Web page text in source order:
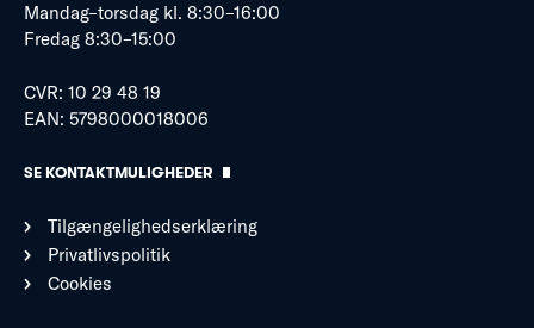
Mandag–torsdag kl. 8:30–16:00
Fredag 8:30–15:00
CVR: 10 29 48 19
EAN: 5798000018006
SE KONTAKTMULIGHEDER
Tilgængelighedserklæring
Privatlivspolitik
Cookies